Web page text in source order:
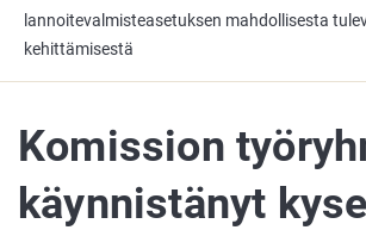
lannoitevalmisteasetuksen mahdollisesta
kehittämisestä
Komission
käynnistänyt